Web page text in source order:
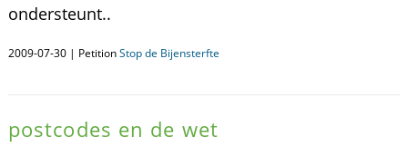
ondersteunt..
2009-07-30 | PetitionStop de Bijensterfte
postcodes en de wet